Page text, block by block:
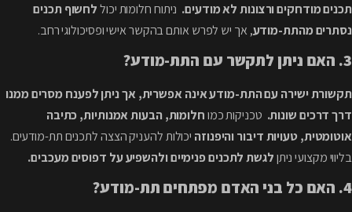
תכנים מודחקים ורצונות לא מודעים. ניתוח חלומות יכוללחשוף תכנים
נסתרים מהתת-מודע, אך יש לפרש אותם בהקשר אישי ופסיכולוגי רחב.
3. האם ניתן לתקשר עם התת-מודע?
תקשורת ישירה עם התת-מודע אינה אפשרית, אך ניתן לפענח מסרים ממנו
דרך דרכים שונות. טכניקות כמוחלומות, הבעות אמנותיות, כתיבה
אוטומטית, טעויות דיבור והיפנוזה יכולות להעניק הצצה לתכנים תת-מודעים.
בליווי מקצועי ניתןלגשת לתכנים פנימיים ולהשפיע על דפוסים מעכבים.
4. האם כל בני האדם מפתחים תת-מודע?